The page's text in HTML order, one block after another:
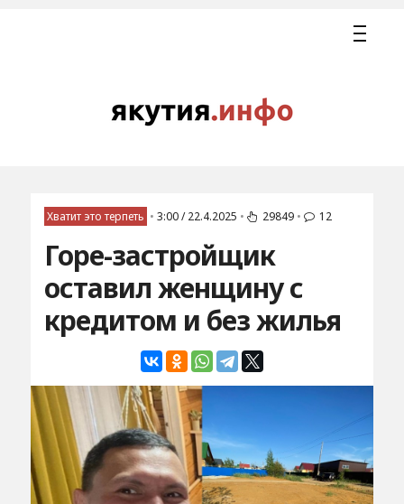
Хватит это терпеть • 3:00 / 22.4.2025 • 29849 • 12
Горе-застройщик
оставил женщину с
кредитом и без жилья